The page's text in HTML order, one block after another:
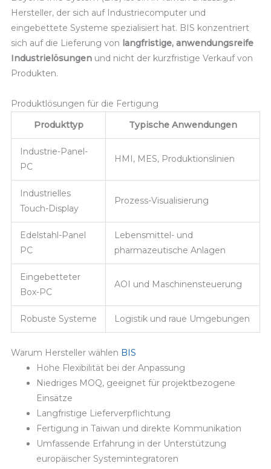
Hersteller, der sich auf Industriecomputer und
eingebettete Systeme spezialisiert hat. BIS konzentriert
sich auf die Lieferung von langfristige, anwendungsreife
Industrielösungen und nicht der kurzfristige Verkauf von
Produkten.
Produktlösungen für die Fertigung
Produkttyp
Typische Anwendungen
Industrie-Panel-
PC
HMI, MES, Produktionslinien
Industrielles
Touch-Display
Prozess-Visualisierung
Edelstahl-Panel
PC
Lebensmittel- und
pharmazeutische Anlagen
Eingebetteter
Box-PC
AOI und Maschinensteuerung
Robuste Systeme Logistik und raue Umgebungen
Warum Hersteller wählen BIS
Hohe Flexibilität bei der Anpassung
Niedriges MOQ, geeignet für projektbezogene
Einsätze
Langfristige Lieferverpflichtung
Fertigung in Taiwan und direkte Kommunikation
Umfassende Erfahrung in der Unterstützung
europäischer Systemintegratoren